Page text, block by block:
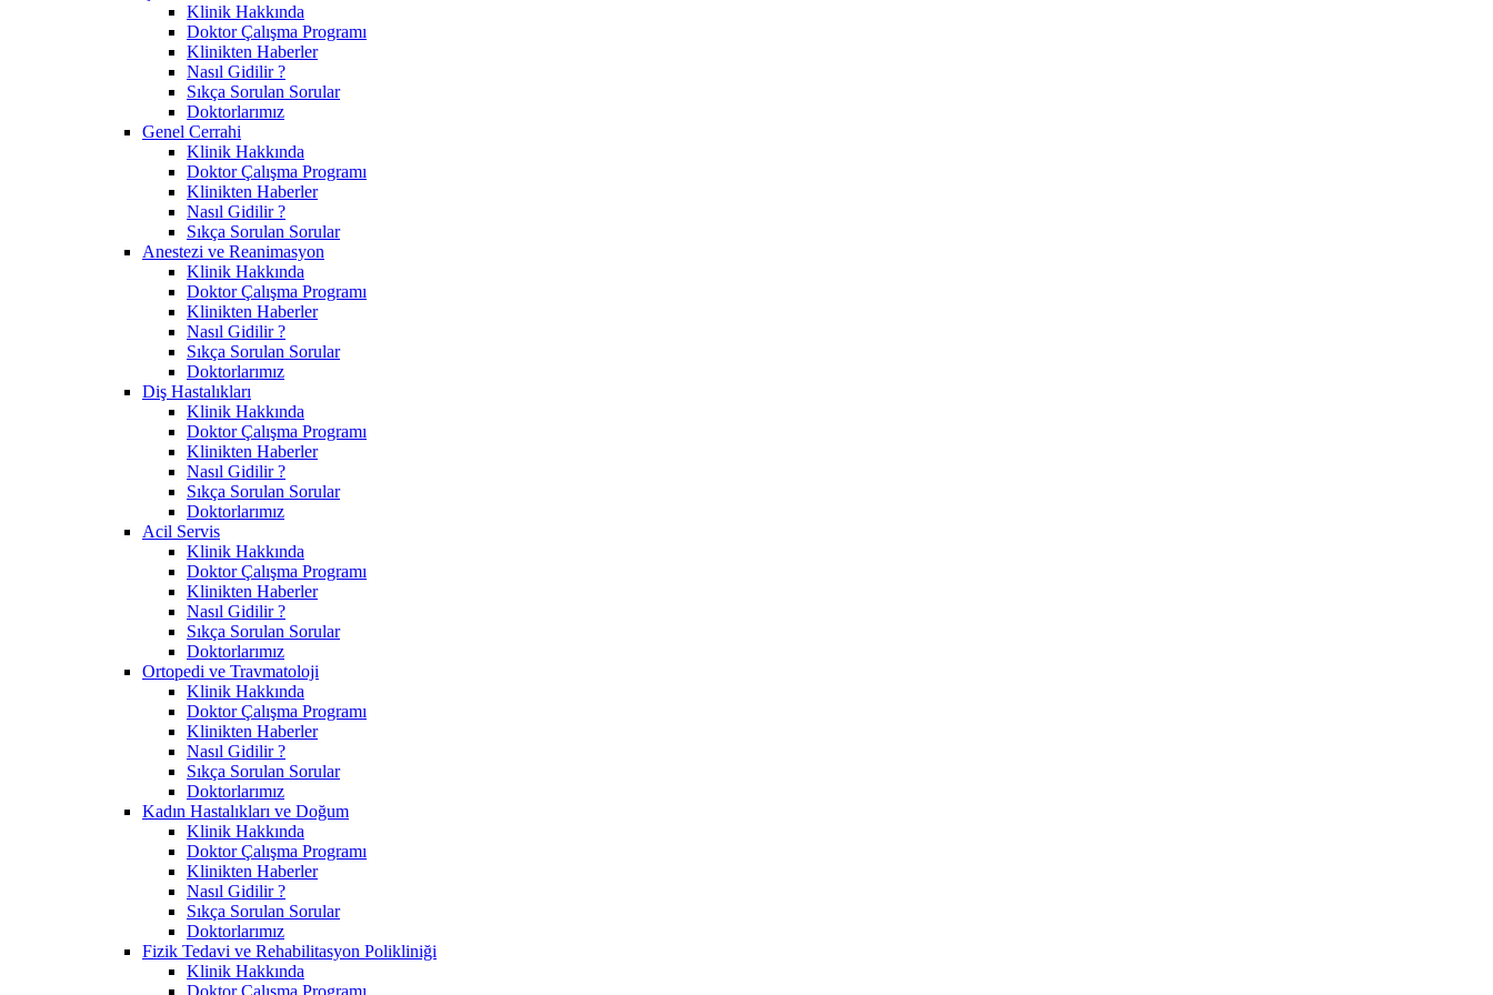
Klinik Hakkında
Doktor Çalışma Programı
Klinikten Haberler
Nasıl Gidilir ?
Sıkça Sorulan Sorular
Doktorlarımız
Genel Cerrahi
Klinik Hakkında
Doktor Çalışma Programı
Klinikten Haberler
Nasıl Gidilir ?
Sıkça Sorulan Sorular
Anestezi ve Reanimasyon
Klinik Hakkında
Doktor Çalışma Programı
Klinikten Haberler
Nasıl Gidilir ?
Sıkça Sorulan Sorular
Doktorlarımız
Diş Hastalıkları
Klinik Hakkında
Doktor Çalışma Programı
Klinikten Haberler
Nasıl Gidilir ?
Sıkça Sorulan Sorular
Doktorlarımız
Acil Servis
Klinik Hakkında
Doktor Çalışma Programı
Klinikten Haberler
Nasıl Gidilir ?
Sıkça Sorulan Sorular
Doktorlarımız
Ortopedi ve Travmatoloji
Klinik Hakkında
Doktor Çalışma Programı
Klinikten Haberler
Nasıl Gidilir ?
Sıkça Sorulan Sorular
Doktorlarımız
Kadın Hastalıkları ve Doğum
Klinik Hakkında
Doktor Çalışma Programı
Klinikten Haberler
Nasıl Gidilir ?
Sıkça Sorulan Sorular
Doktorlarımız
Fizik Tedavi ve Rehabilitasyon Polikliniği
Klinik Hakkında
Doktor Çalışma Programı